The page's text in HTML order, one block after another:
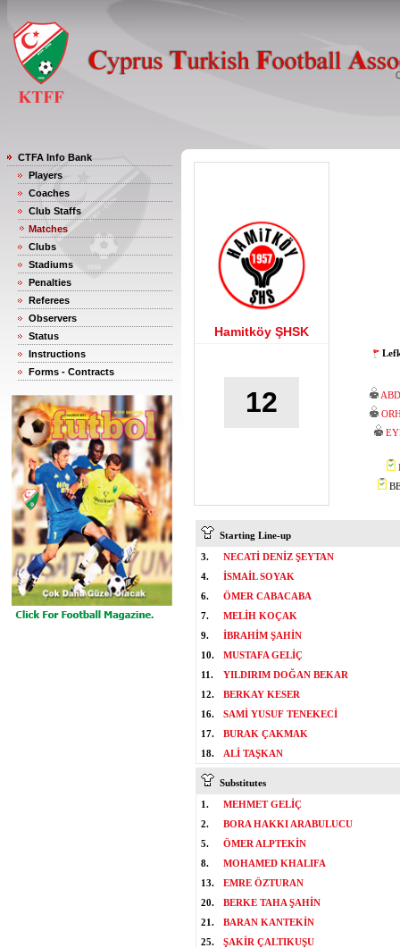
CTFA Info Bank
Players
Coaches
Club Staffs
Matches
Clubs
Stadiums
Penalties
Referees
Observers
Status
Instructions
Forms - Contracts
Hamitköy ŞHSK
12
Starting Line-up
3.
NECATİ DENİZ ŞEYTAN
4.
İSMAİL SOYAK
6.
ÖMER CABACABA
7.
MELİH KOÇAK
9.
İBRAHİM ŞAHİN
10.
MUSTAFA GELİÇ
11.
YILDIRIM DOĞAN BEKAR
12.
BERKAY KESER
16.
SAMİ YUSUF TENEKECİ
17.
BURAK ÇAKMAK
18.
ALİ TAŞKAN
Substitutes
1.
MEHMET GELİÇ
2.
BORA HAKKI ARABULUCU
5.
ÖMER ALPTEKİN
8.
MOHAMED KHALIFA
13.
EMRE ÖZTURAN
20.
BERKE TAHA ŞAHİN
21.
BARAN KANTEKİN
25.
ŞAKİR ÇALTIKUŞU